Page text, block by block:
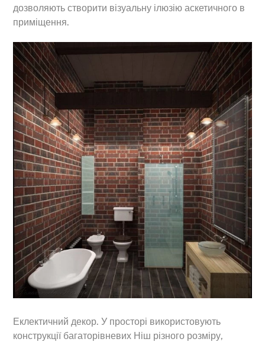
дозволяють створити візуальну ілюзію аскетичного в
приміщення.
Еклектичний декор. У просторі використовують
конструкції багаторівневих Ніш різного розміру,